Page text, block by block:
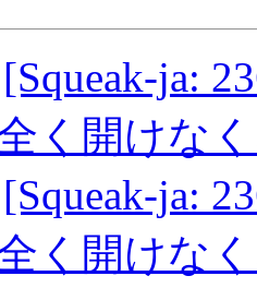
[Squeak-ja:
く開けな
[Squeak-ja:
く開けな